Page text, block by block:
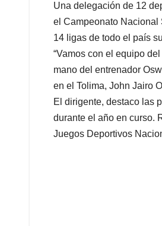
Una delegación de 12
el Campeonato Nacional
14 ligas de todo el país
“Vamos con el equipo
mano del entrenador
en el Tolima, John Jairo
El dirigente, destaco las
durante el año en curso.
Juegos Deportivos